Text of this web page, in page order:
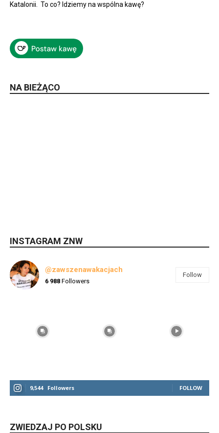
Katalonii. To co? Idziemy na wspólna kawę?
NA BIEŻĄCO
INSTAGRAM ZNW
@zawszenawakacjach
6 988 Followers
Follow
9,544 Followers FOLLOW
ZWIEDZAJ PO POLSKU